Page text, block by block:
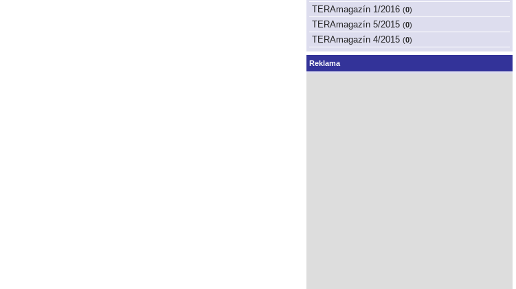
TERAmagazín 1/2016 (0)
TERAmagazín 5/2015 (0)
TERAmagazín 4/2015 (0)
Reklama